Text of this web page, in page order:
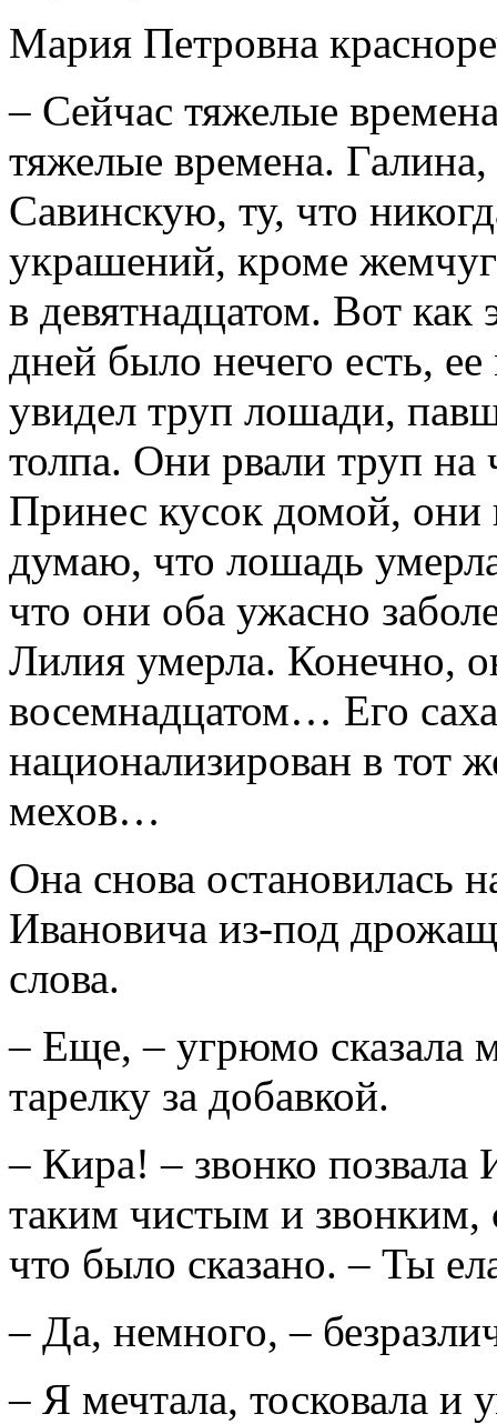
Мария Петровна
– Сейчас тяжелые
тяжелые времена.
Савинскую, ту, что
украшений, кроме
в девятнадцатом. Вот как
дней было нечего есть,
увидел труп лошади,
толпа. Они рвали труп
Принес кусок домой, они
думаю, что лошадь
что они оба ужасно
Лилия умерла. Конечно,
восемнадцатом… Его
национализирован в тот
мехов…
Она снова остановилась
Ивановича из-под
слова.
– Еще, – угрюмо сказала
тарелку за добавкой.
– Кира! – звонко позвала
таким чистым и звонким,
что было сказано. – Ты
– Да, немного, –
– Я мечтала, тосковала и